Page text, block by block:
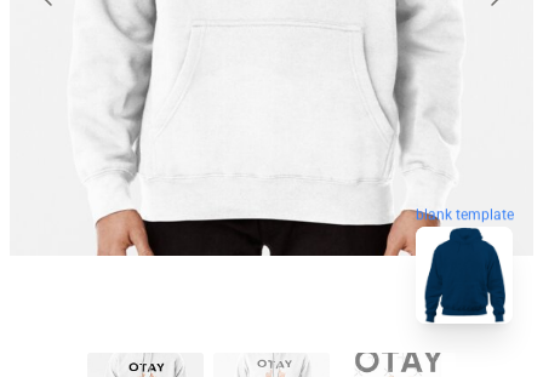
blank template